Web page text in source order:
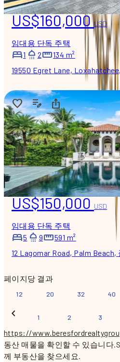
US$160,000USD
임대용 단독 주택
1
2
134 m²
19550 Egret Lane,
US$150,000USD
임대용 단독 주택
5
9
591 m²
12 Lagomar Road, Palm
페이지당 결과
12 20 32 40
1 2 3
https://
동산 매물을 확인할 수 있습니다.
께 부동산을 찾으세요.